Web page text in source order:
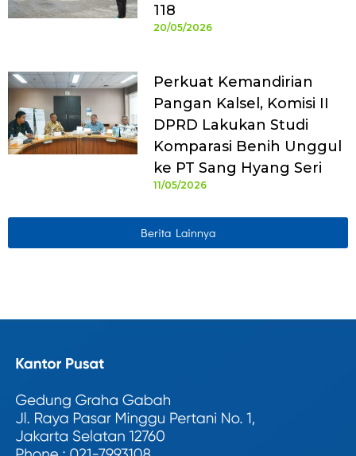
118
20/05/2026
Perkuat Kemandirian
Pangan Kalsel, Komisi II
DPRD Lakukan Studi
Komparasi Benih Unggul
ke PT Sang Hyang Seri
11/05/2026
Berita Lainnya